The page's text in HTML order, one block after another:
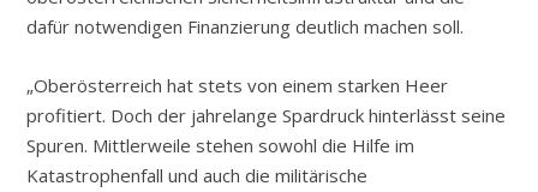
dafür notwendigen Finanzierung deutlich machen soll.
„Oberösterreich hat stets von einem starken Heer
profitiert. Doch der jahrelange Spardruck hinterlässt seine
Spuren. Mittlerweile stehen sowohl die Hilfe im
Katastrophenfall und auch die militärische